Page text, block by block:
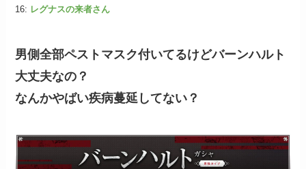
16: レグナスの来者さん
男側全部ペストマスク付いてるけどバーンハルト
大丈夫なの？
なんかやばい疾病蔓延してない？